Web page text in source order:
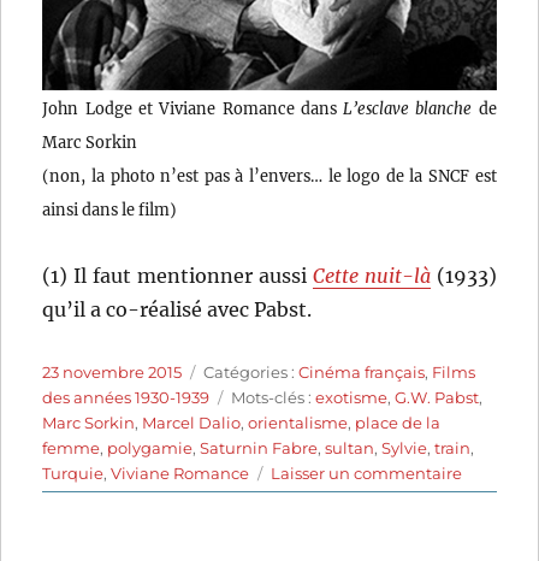
John Lodge et Viviane Romance dans L’esclave blanche de
Marc Sorkin
(non, la photo n’est pas à l’envers… le logo de la SNCF est
ainsi dans le film)
(1) Il faut mentionner aussi Cette nuit-là(1933)
qu’il a co-réalisé avec Pabst.
Publié
le
23 novembre 2015 Catégories
Catégories :Cinéma français, Films
des années 1930-1939
Étiquettes
Mots-clés :exotisme,G.W. Pabst,
Marc Sorkin, Marcel Dalio,orientalisme, place de la
femme, polygamie,Saturnin Fabre,sultan,Sylvie,train,
Turquie,Viviane Romance Laisser un commentairesur
L’Esclave